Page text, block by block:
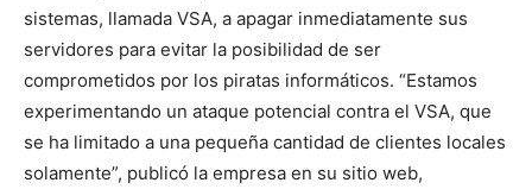
sistemas, llamada VSA, a apagar inmediatamente sus
servidores para evitar la posibilidad de ser
comprometidos por los piratas informáticos. “Estamos
experimentando un ataque potencial contra el VSA, que
se ha limitado a una pequeña cantidad de clientes locales
solamente”, publicó la empresa en su sitio web,